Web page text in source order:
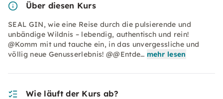
Über diesen Kurs
SEAL GIN, wie eine Reise durch die pulsierende und
unbändige Wildnis – lebendig, authentisch und rein!
@Komm mit und tauche ein, in das unvergessliche und
völlig neue Genusserlebnis! @@Entde… mehr lesen
Wie läuft der Kurs ab?